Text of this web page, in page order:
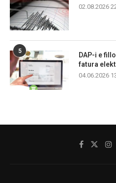
02.08.2026
5
DAP-i e
fatura
04.06.2026